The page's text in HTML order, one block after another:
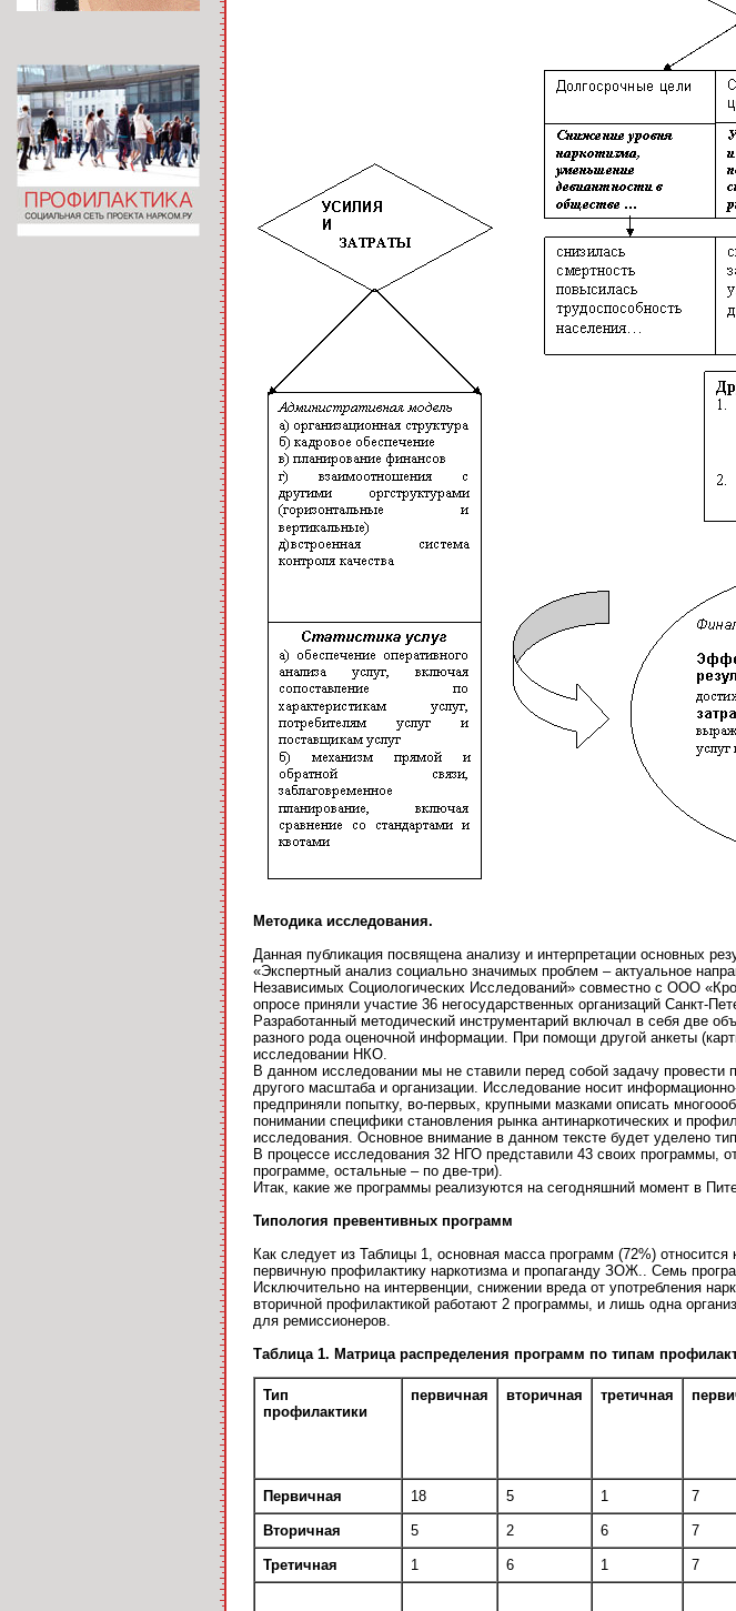
Методика исследования.
Данная публикация посвящена анализу и интерпретации основных
«Экспертный анализ социально значимых проблем – актуальное
Независимых Социологических Исследований» совместно с ООО
опросе приняли участие 36 негосударственных организаций Санкт-
Разработанный методический инструментарий включал в себя две
разного рода оценочной информации. При помощи другой анкеты
исследовании НКО.
В данном исследовании мы не ставили перед собой задачу
другого масштаба и организации. Исследование носит
предприняли попытку, во-первых, крупными мазками описать
понимании специфики становления рынка антинаркотических и
исследования. Основное внимание в данном тексте будет уделено
В процессе исследования 32 НГО представили 43 своих программы,
программе, остальные – по две-три).
Итак, какие же программы реализуются на сегодняшний момент в
Типология превентивных программ
Как следует из Таблицы 1, основная масса программ (72%)
первичную профилактику наркотизма и пропаганду ЗОЖ.. Семь
Исключительно на интервенции, снижении вреда от употребления
вторичной профилактикой работают 2 программы, и лишь одна
для ремиссионеров.
Таблица 1. Матрица распределения программ по типам
Тип
профилактики
первичная вторичная третичная
Первичная 18 5 1 7
Вторичная 5 2 6 7
Третичная 1 6 1 7